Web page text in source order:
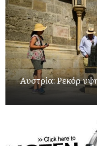
Αυστρία: Ρεκόρ